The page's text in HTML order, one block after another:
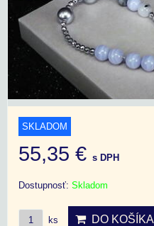
SKLADOM
55,35 € s DPH
Dostupnosť: Skladom
ks DO KOŠÍKA